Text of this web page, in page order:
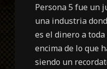
Persona 5 fue un
una industria
es el dinero a
encima de lo que
siendo un